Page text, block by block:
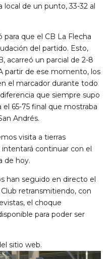
local de un punto, 33-32 al
que el CB La Flecha
del partido. Esto,
acarreó un parcial de 2-8
partir de ese momento, los
el marcador durante todo
que siempre supo
65-75 final que mostraba
Andrés.
visita a tierras
continuar con el
de hoy.
han seguido en directo el
retransmitiendo, con
el choque
para poder ser
sitio web.